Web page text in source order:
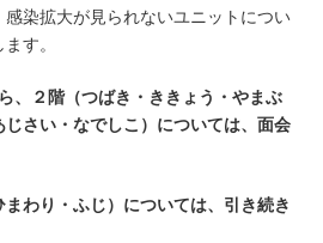
染拡大が見られないユニットについ
す。
、２階（つばき・ききょう・やまぶ
さい・なでしこ）については、面会
わり・ふじ）については、引き続き